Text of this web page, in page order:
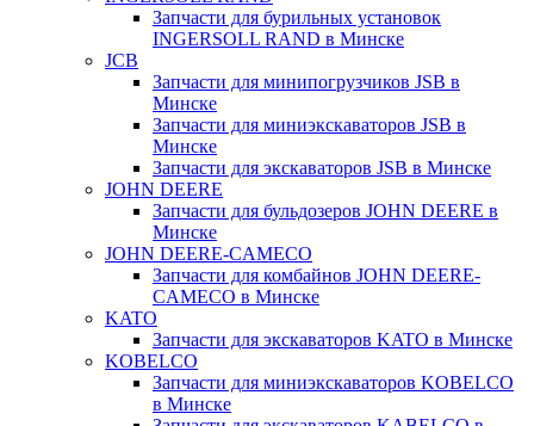
Запчасти для бурильных установок
INGERSOLL RAND в Минске
JCB
Запчасти для минипогрузчиков JSB в
Минске
Запчасти для миниэкскаваторов JSB в
Минске
Запчасти для экскаваторов JSB в Минске
JOHN DEERE
Запчасти для бульдозеров JOHN DEERE в
Минске
JOHN DEERE-CAMECO
Запчасти для комбайнов JOHN DEERE-
CAMECO в Минске
KATO
Запчасти для экскаваторов KATO в Минске
KOBELCO
Запчасти для миниэкскаваторов KOBELCO
в Минске